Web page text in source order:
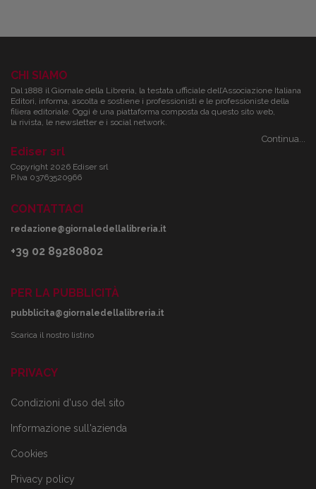
CHI SIAMO
Dal 1888 il Giornale della Libreria, la testata ufficiale dell’Associazione Italiana
Editori, informa, ascolta e sostiene i professionisti e le professioniste della
filiera editoriale. Oggi è una piattaforma composta da questo sito web,
la rivista, le newsletter e i social network.
Continua...
Ediser srl
Copyright 2026 Ediser srl
P.Iva 03763520966
CONTATTACI
redazione@giornaledellalibreria.it
+39 02 89280802
PER LA PUBBLICITÀ
pubblicita@giornaledellalibreria.it
Scarica il nostro listino
PRIVACY
Condizioni d'uso del sito
Informazione sull'azienda
Cookies
Privacy policy